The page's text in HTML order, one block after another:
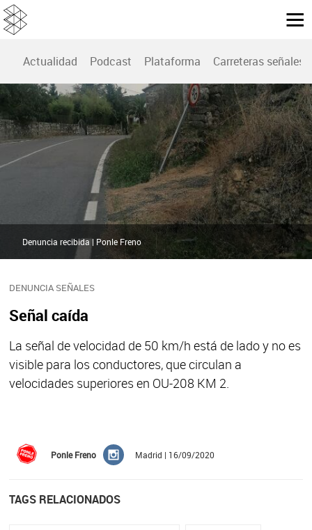
Actualidad Podcast Plataforma Carreteras señales
DENUNCIA SEÑALES
Señal caída
La señal de velocidad de 50 km/h está de lado y no es
visible para los conductores, que circulan a
velocidades superiores en OU-208 KM 2.
Denuncia recibida | Ponle Freno
Ponle Freno Madrid | 16/09/2020
TAGS RELACIONADOS